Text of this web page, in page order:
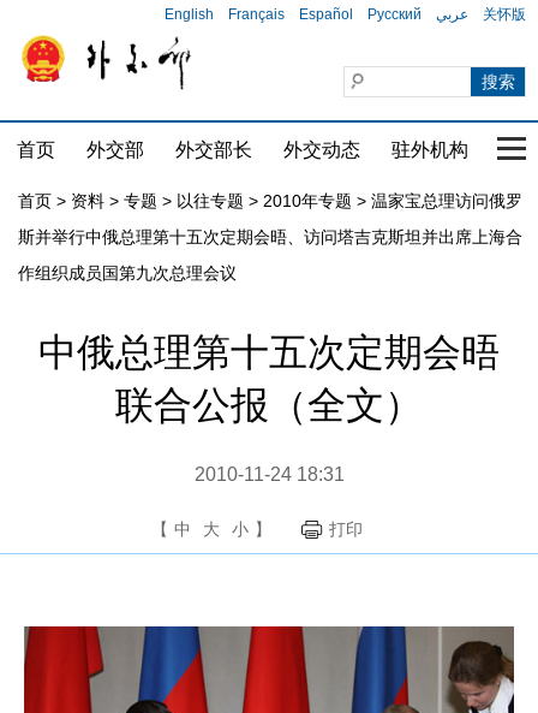
English Français Español Русский عربي 关怀版
首页 外交部 外交部长 外交动态 驻外机构 国
首页 > 资料 > 专题 > 以往专题 > 2010年专题 > 温家宝总理访问俄罗
斯并举行中俄总理第十五次定期会晤、访问塔吉克斯坦并出席上海合
作组织成员国第九次总理会议
中俄总理第十五次定期会晤
联合公报（全文）
2010-11-24 18:31
【 中 大 小 】 打印